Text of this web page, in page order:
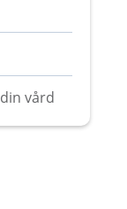
vård